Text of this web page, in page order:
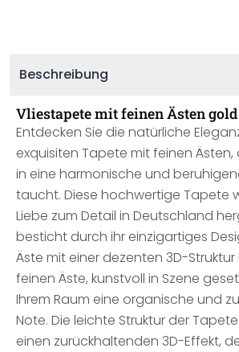
Beschreibung
Vliestapete mit feinen Ästen
Entdecken Sie die natürliche
exquisiten Tapete mit feinen Ästen,
in eine harmonische und
taucht. Diese hochwertige Tapete
Liebe zum Detail in Deutschland
besticht durch ihr einzigartiges
Äste mit einer dezenten 3D-Struktur
feinen Äste, kunstvoll in Szene
Ihrem Raum eine organische und
Note. Die leichte Struktur der
einen zurückhaltenden 3D-Effekt,